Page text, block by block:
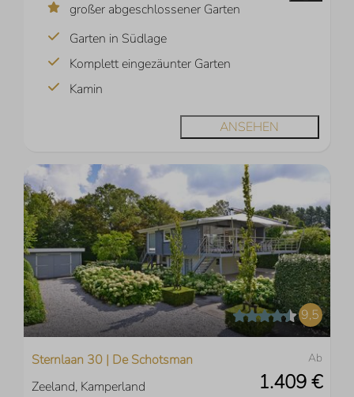
großer abgeschlossener Garten
Garten in Südlage
Komplett eingezäunter Garten
Kamin
ANSEHEN
9,5
Ab
1.409 €
Sternlaan 30 | De Schotsman
Zeeland, Kamperland